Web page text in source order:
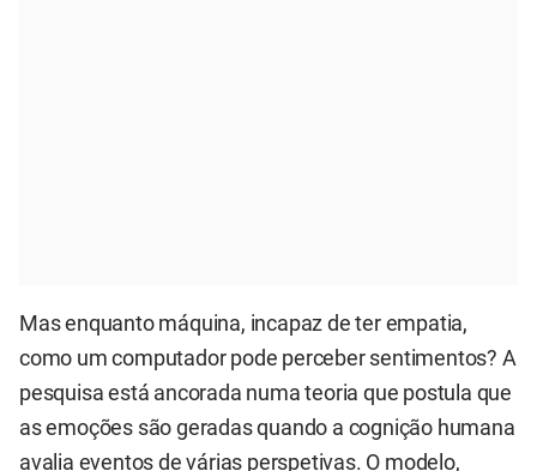
Mas enquanto máquina, incapaz de ter empatia,
como um computador pode perceber sentimentos? A
pesquisa está ancorada numa teoria que postula que
as emoções são geradas quando a cognição humana
avalia eventos de várias perspetivas. O modelo,